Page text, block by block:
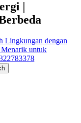
|